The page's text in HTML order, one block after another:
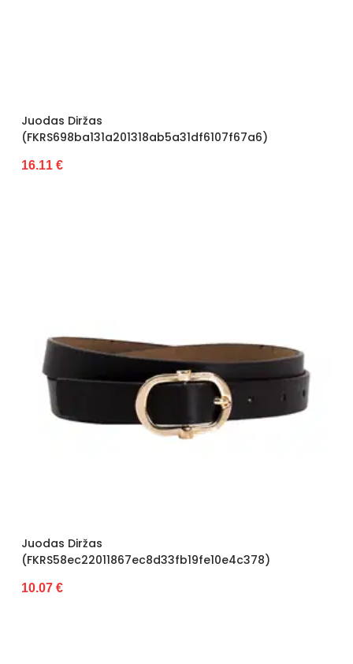
Juodas Diržas
(FKRS698ba131a201318ab5a31df6107f67a6)
16.11 €
Juodas Diržas
(FKRS58ec22011867ec8d33fb19fe10e4c378)
10.07 €